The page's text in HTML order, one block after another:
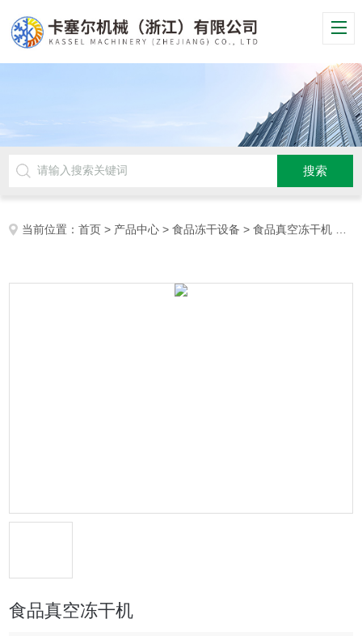
当前位置：首页 > 产品中心 >食品冻干设备 >食品真空冻干机
食品真空冻干机